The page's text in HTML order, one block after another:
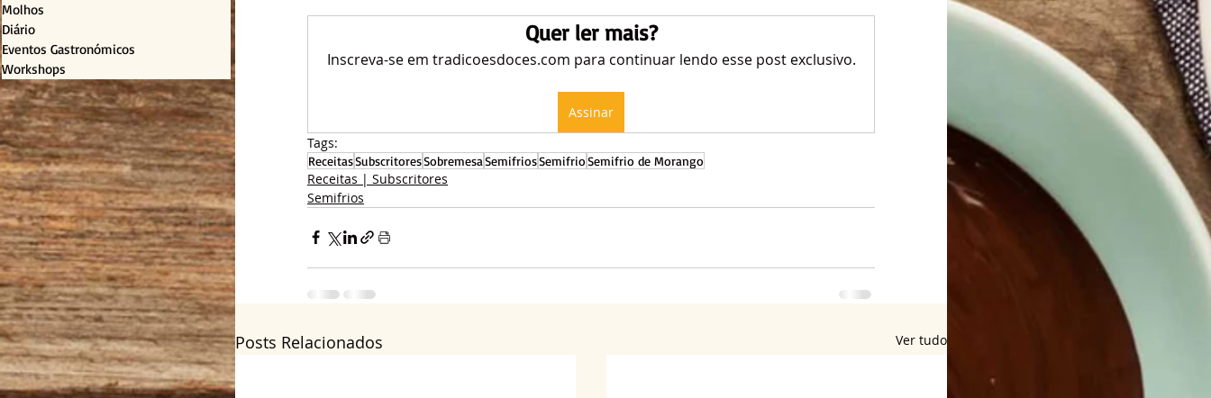
Molhos
Diário
Eventos Gastronómicos
Workshops
Quer ler mais?
Inscreva-se em tradicoesdoces.com para continuar lendo esse post exclusivo.
Assinar
Tags:
ReceitasSubscritoresSobremesaSemifriosSemifrioSemifrio de Morango
Receitas | Subscritores
Semifrios
Posts Relacionados Ver tudo